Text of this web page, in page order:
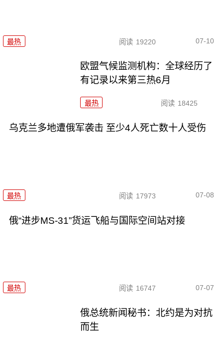
最热 阅读 19220 07-10
欧盟气候监测机构：全球经历了
有记录以来第三热6月
最热 阅读 18425
乌克兰多地遭俄军袭击 至少4人死亡数十人受伤
最热 阅读 17973 07-08
俄“进步MS-31”货运飞船与国际空间站对接
最热 阅读 16747 07-07
俄总统新闻秘书：北约是为对抗
而生